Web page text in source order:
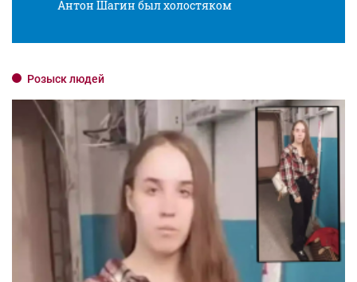
Антон Шагин был холостяком
Розыск людей